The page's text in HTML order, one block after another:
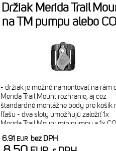
Držiak Merida Trail
na TM pumpu alebo
- držiak je možné namontovať na rám
Merida Trail Mount rozhranie, aj cez
štandardné montážne body pre košík
fľašu - dva sloty umožňujú založiť 1x
Merida Trail Mount minipumpu a 1x
minipumpy) - pomocou priloženej
6.91 EUR bez DPH